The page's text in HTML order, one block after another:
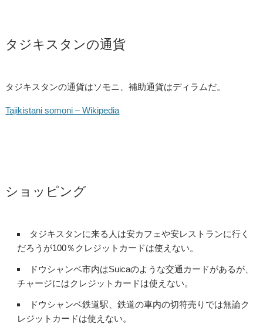
タジキスタンの通貨
タジキスタンの通貨はソモニ、補助通貨はディラムだ。
Tajikistani somoni – Wikipedia
ショッピング
タジキスタンに来る人は安カフェや安レストランに行く
だろうが100％クレジットカードは使えない。
ドウシャンベ市内はSuicaのような交通カードがあるが、
チャージにはクレジットカードは使えない。
ドウシャンベ鉄道駅、鉄道の車内の切符売りでは無論ク
レジットカードは使えない。